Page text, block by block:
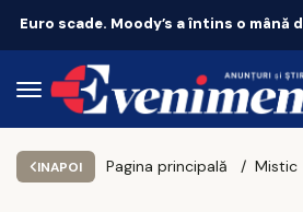
INAPOI Pagina principală Mistic